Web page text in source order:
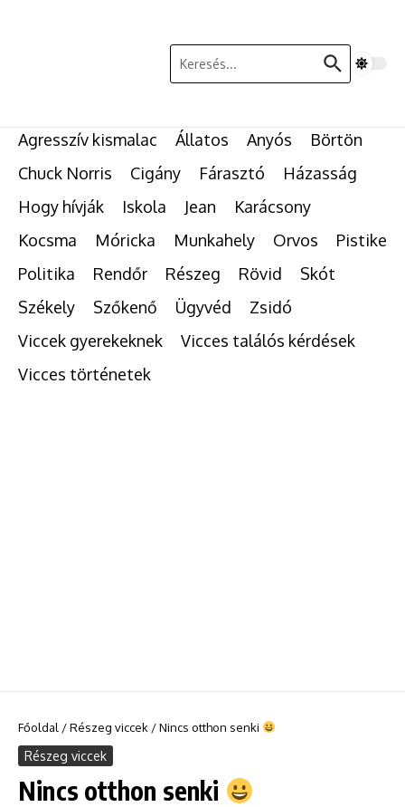
Keresés:
Agresszív kismalac Állatos Anyós
Börtön
Chuck Norris
Cigány Fárasztó
Házasság
Hogy hívják
Iskola Jean
Karácsony
Kocsma
Móricka Munkahely Orvos
Pistike
Politika
Rendőr Részeg Rövid
Skót
Székely
Szőkenő Ügyvéd
Zsidó
Viccek gyerekeknek
Vicces találós kérdések
Vicces történetek
Főoldal /Részeg viccek /Nincs otthon senki
Részeg viccek
Nincs otthon senki